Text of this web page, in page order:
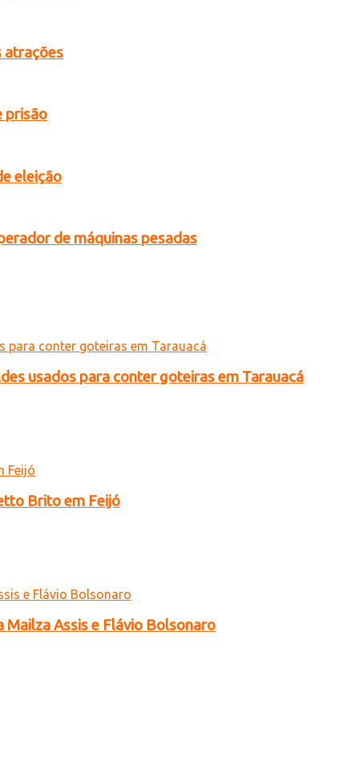
atrações
prisão
eleição
de máquinas pesadas
usados para conter goteiras em Tarauacá
Brito em Feijó
Assis e Flávio Bolsonaro